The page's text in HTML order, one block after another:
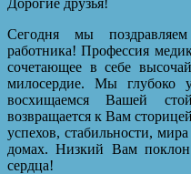
Дорогие друзья!
Сегодня мы
работника! Профессия
сочетающее в себе
милосердие. Мы глубоко
восхищаемся Вашей
возвращается к Вам
успехов, стабильности,
домах. Низкий Вам
сердца!